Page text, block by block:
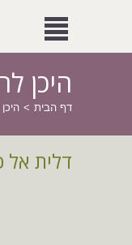
היכן
דף הבית
דלית אל